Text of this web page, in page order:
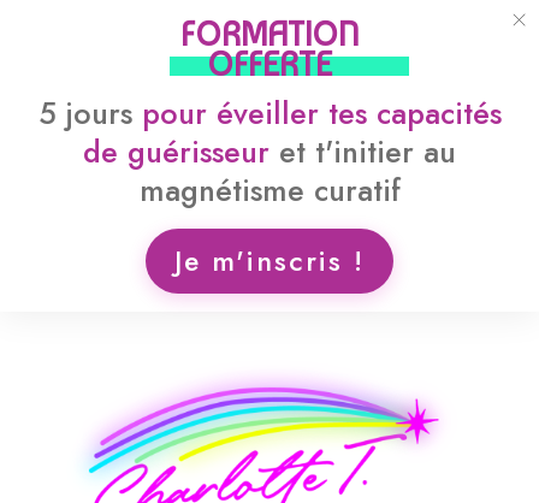
FORMATION
OFFERTE
5 jours pour éveiller tes capacités
de guérisseur et t'initier au
magnétisme curatif
Je m'inscris !